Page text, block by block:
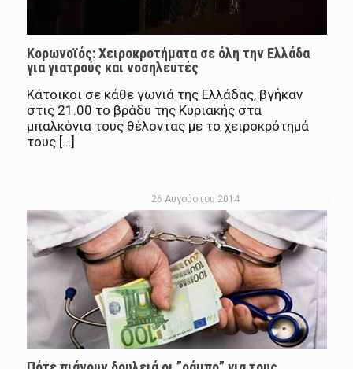
Κορωνοϊός: Χειροκροτήματα σε όλη την Ελλάδα
για γιατρούς και νοσηλευτές
Κάτοικοι σε κάθε γωνιά της Ελλάδας, βγήκαν
στις 21.00 το βράδυ της Κυριακής στα
μπαλκόνια τους θέλοντας με το χειροκρότημά
τους […]
26 Αυγούστου 2014